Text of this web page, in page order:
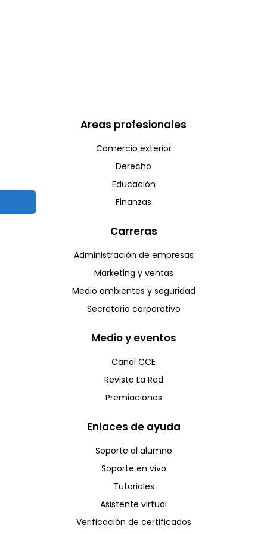
Areas profesionales
Comercio exterior
Derecho
Educación
Finanzas
Carreras
Administración de empresas
Marketing y ventas
Medio ambientes y seguridad
Secretario corporativo
Medio y eventos
Canal CCE
Revista La Red
Premiaciones
Enlaces de ayuda
Soporte al alumno
Soporte en vivo
Tutoriales
Asistente virtual
Verificación de certificados